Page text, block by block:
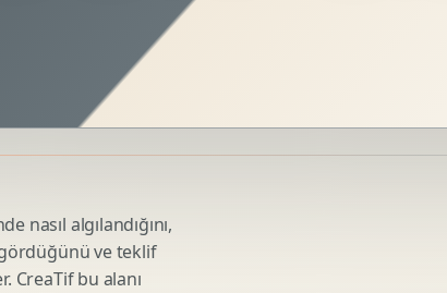
Sosyal Medya Kreatif Tasarimi
Reels Kapak Tasarimi
Topluluk Yonetimi
Influencer Kampanya Tasarimi
nasıl algılandığını,
ve teklif
CreaTif bu alanı